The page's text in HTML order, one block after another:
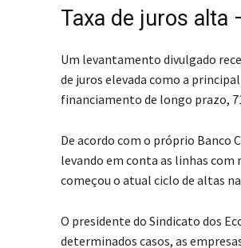
Taxa de juros alta
Um levantamento divulgado
de juros elevada como a
financiamento de longo prazo,
De acordo com o próprio Banco
levando em conta as linhas com
começou o atual ciclo de altas
O presidente do Sindicato dos
determinados casos, as